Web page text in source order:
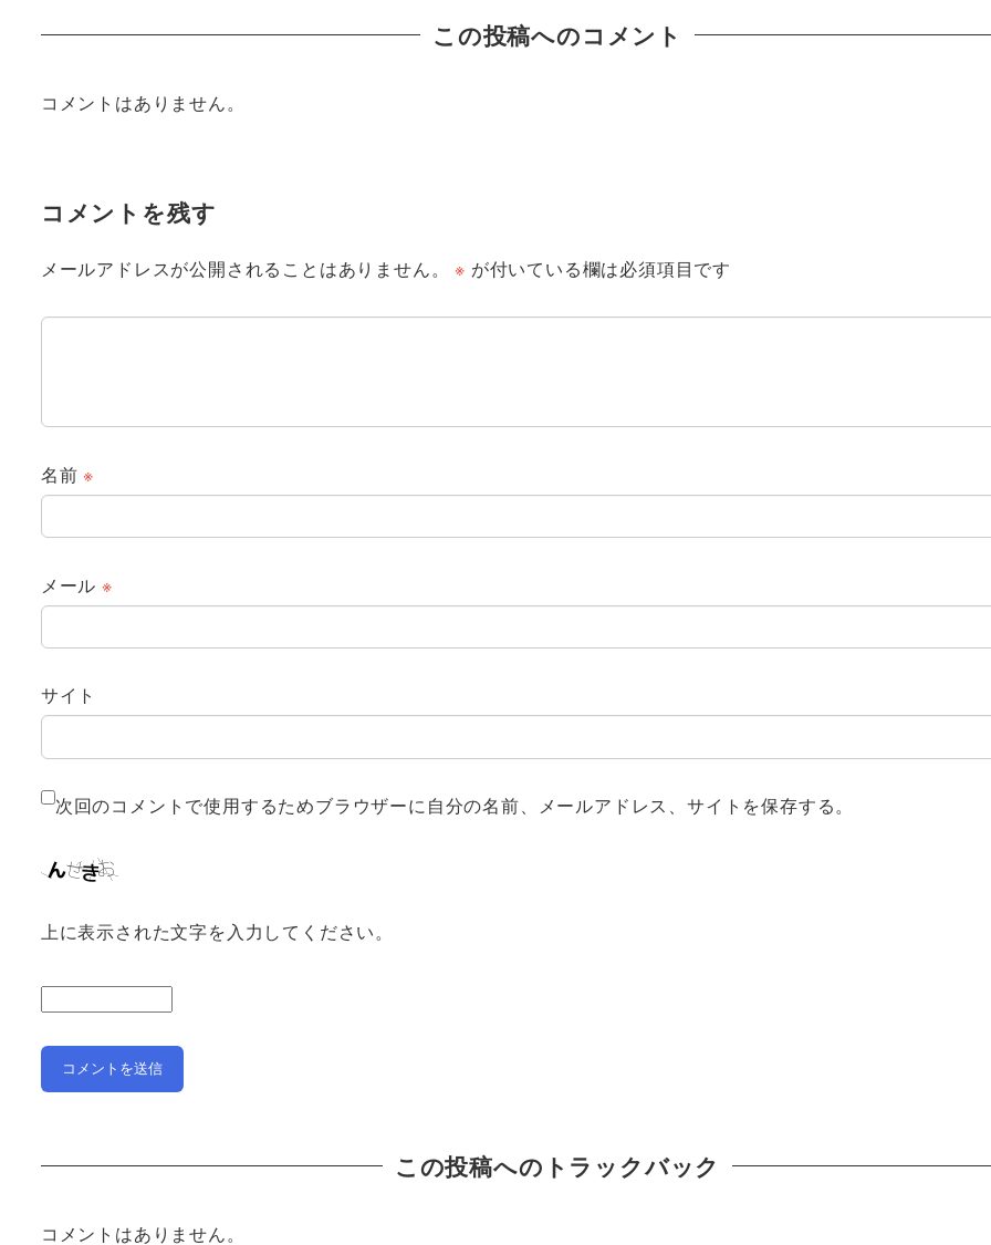
この投稿へのコメント
コメントはありません。
コメントを残す
メールアドレスが公開されることはありません。 ※ が付いている欄は必須項目です
名前※
メール ※
サイト
次回のコメントで使用するためブラウザーに自分の名前、メールアドレス、サイトを保存する。
上に表示された文字を入力してください。
この投稿へのトラックバック
コメントはありません。